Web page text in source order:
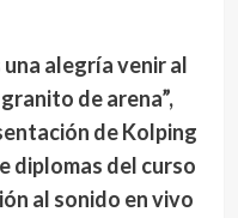
alegría venir al
de arena”,
de Kolping
diplomas del curso
al sonido en vivo